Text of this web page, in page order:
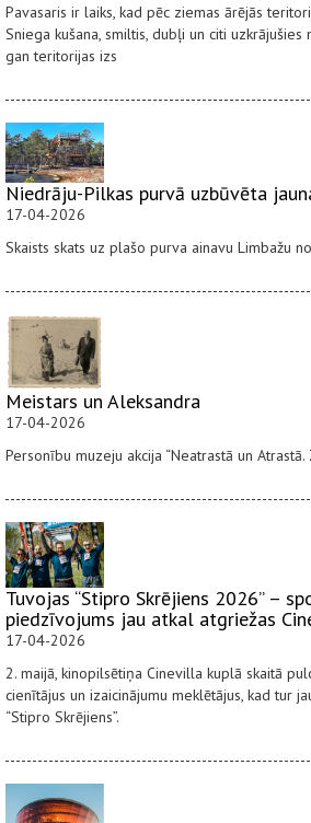
Pavasaris ir laiks, kad pēc ziemas ārējās
Sniega kušana, smiltis, dubļi un citi
gan teritorijas izs
Niedrāju-Pilkas purvā uzbūvēta
17-04-2026
Skaists skats uz plašo purva ainavu Limbažu
Meistars un Aleksandra
17-04-2026
Personību muzeju akcija “Neatrastā un Atrastā.
Tuvojas “Stipro Skrējiens 2026” –
piedzīvojums jau atkal atgriežas
17-04-2026
2. maijā, kinopilsētiņa Cinevilla kuplā skaitā
cienītājus un izaicinājumu meklētājus, kad tur
“Stipro Skrējiens”.